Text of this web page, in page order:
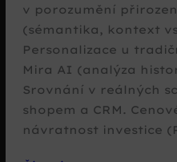
v porozumění
(sémantika, kontext
Personalizace u
Mira AI (analýza
Srovnání v reálných
shopem a CRM.
návratnost investice